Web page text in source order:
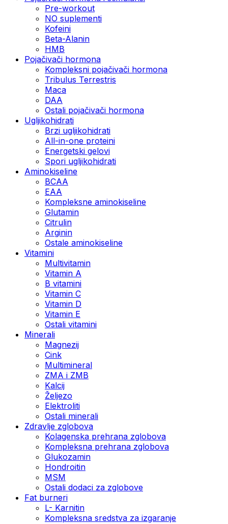
Pre-workout
NO suplementi
Kofeini
Beta-Alanin
HMB
Pojačivači hormona
Kompleksni pojačivači hormona
Tribulus Terrestris
Maca
DAA
Ostali pojačivači hormona
Ugljikohidrati
Brzi ugljikohidrati
All-in-one proteini
Energetski gelovi
Spori ugljikohidrati
Aminokiseline
BCAA
EAA
Kompleksne aminokiseline
Glutamin
Citrulin
Arginin
Ostale aminokiseline
Vitamini
Multivitamin
Vitamin A
B vitamini
Vitamin C
Vitamin D
Vitamin E
Ostali vitamini
Minerali
Magnezij
Cink
Multimineral
ZMA i ZMB
Kalcij
Željezo
Elektroliti
Ostali minerali
Zdravlje zglobova
Kolagenska prehrana zglobova
Kompleksna prehrana zglobova
Glukozamin
Hondroitin
MSM
Ostali dodaci za zglobove
Fat burneri
L- Karnitin
Kompleksna sredstva za izgaranje